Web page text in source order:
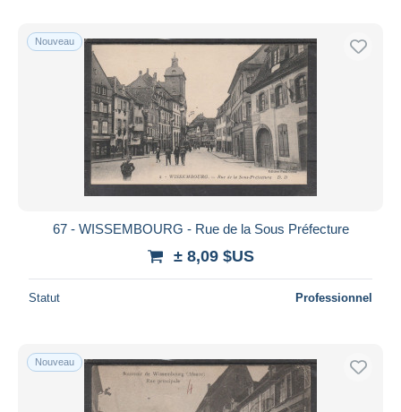
Nouveau
67 - WISSEMBOURG - Rue de la Sous Préfecture
± 8,09 $US
Statut Professionnel
Nouveau